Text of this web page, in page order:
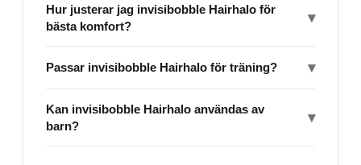
Hur justerar jag invisibobble Hairhalo för
bästa komfort?
▾
Passar invisibobble Hairhalo för träning? ▾
Kan invisibobble Hairhalo användas av
barn?
▾